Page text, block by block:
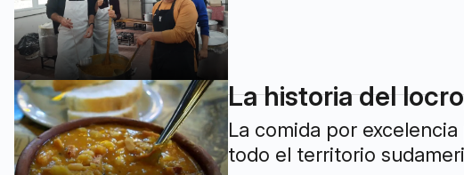
La historia del
La comida por
todo el territorio